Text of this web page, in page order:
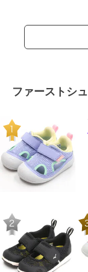
ファーストシ